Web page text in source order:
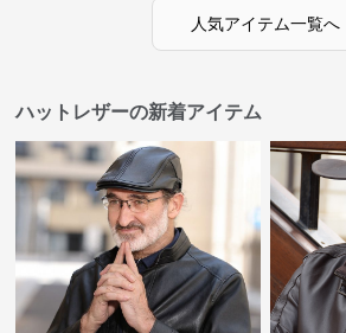
人気アイテム一覧へ
ハットレザーの新着アイテム